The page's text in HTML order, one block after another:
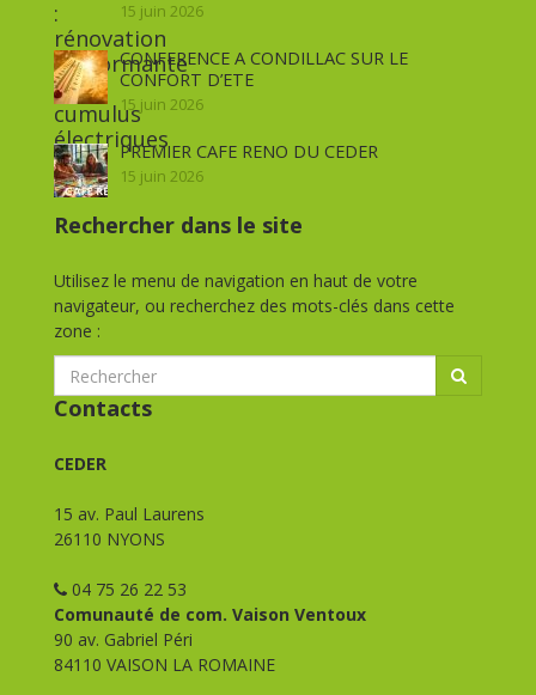
15 juin 2026
CONFERENCE A CONDILLAC SUR LE
CONFORT D’ETE
15 juin 2026
PREMIER CAFE RENO DU CEDER
15 juin 2026
Rechercher dans le site
Utilisez le menu de navigation en haut de votre
navigateur, ou recherchez des mots-clés dans cette
zone :
Contacts
CEDER
15 av. Paul Laurens
26110 NYONS
04 75 26 22 53
Comunauté de com. Vaison Ventoux
90 av. Gabriel Péri
84110 VAISON LA ROMAINE